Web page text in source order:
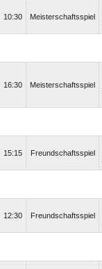
10:30 Meisterschaftsspiel
16:30 Meisterschaftsspiel
15:15 Freundschaftsspiel
12:30 Freundschaftsspiel